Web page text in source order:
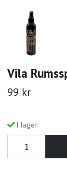
Vila
99 kr
I lager.